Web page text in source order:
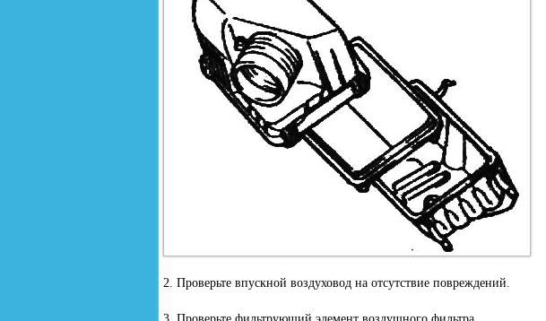
2. Проверьте впускной воздуховод на отсутствие повреждений.